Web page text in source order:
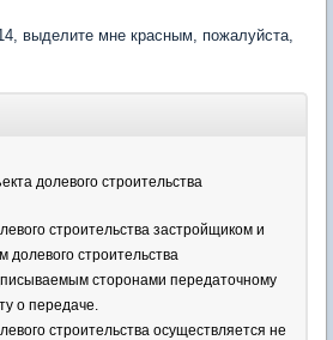
выделите мне красным, пожалуйста,
долевого строительства
строительства застройщиком и
долевого строительства
сторонами передаточному
о передаче.
строительства осуществляется не